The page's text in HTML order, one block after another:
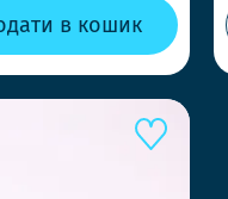
в кошик